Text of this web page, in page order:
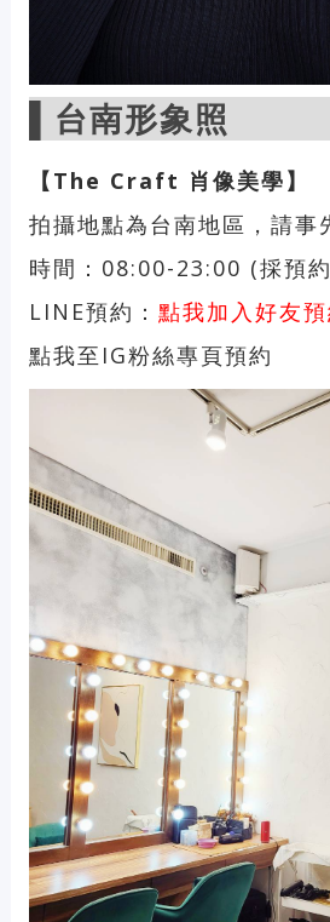
台南形象照
【The Craft 肖像美學】
拍攝地點為台南地區，請事
時間：08:00-23:00 (採預
LINE預約： 點我加入好友預
點我至IG粉絲專頁預約